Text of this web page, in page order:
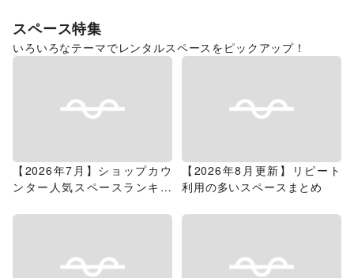
スペース特集
いろいろなテーマでレンタルスペースをピックアップ！
【2026年7月】ショップカウ
ンター人気スペースランキン
【2026年8月更新】リピート
利用の多いスペースまとめ